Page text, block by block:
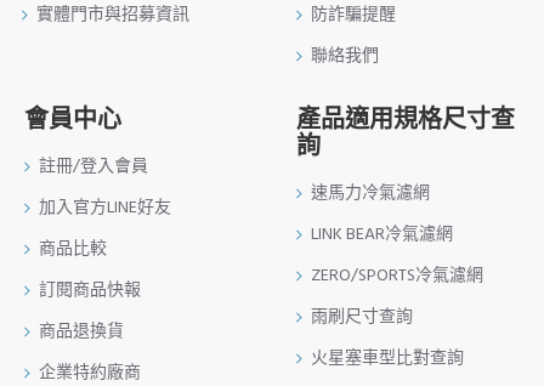
實體門市與招募資訊
防詐騙提醒
聯絡我們
會員中心
註冊/登入會員
加入官方LINE好友
商品比較
訂閱商品快報
商品退換貨
企業特約廠商
產品適用規格尺寸查
詢
速馬力冷氣濾網
LINK BEAR冷氣濾網
ZERO/SPORTS冷氣濾網
雨刷尺寸查詢
火星塞車型比對查詢